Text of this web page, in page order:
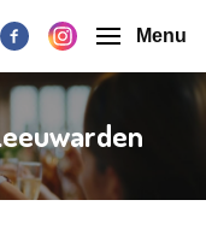
Menu